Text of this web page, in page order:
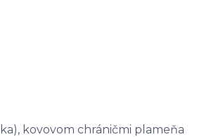
kovovom chráničmi plameňa